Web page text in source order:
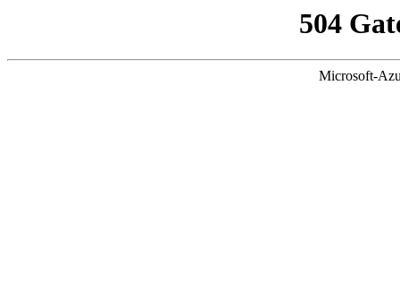
504
Microsoft-